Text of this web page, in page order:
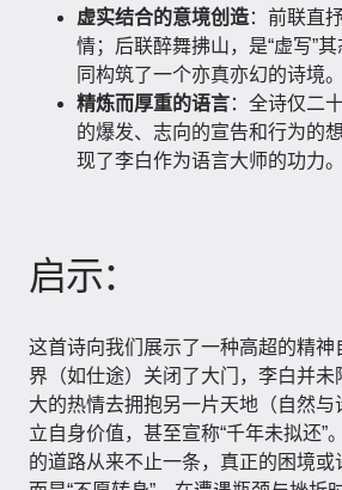
虚实结合的意境创造：前联直
情；后联醉舞拂山，是“虚写”
同构筑了一个亦真亦幻的诗境。
精炼而厚重的语言：全诗仅二
的爆发、志向的宣告和行为的
现了李白作为语言大师的功力。
启示：
这首诗向我们展示了一种高超的精神
界（如仕途）关闭了大门，李白并未
大的热情去拥抱另一片天地（自然与
立自身价值，甚至宣称“千年未拟还”
的道路从来不止一条，真正的困境或